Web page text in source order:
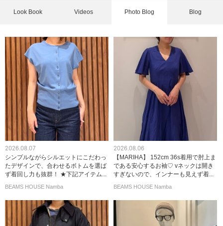
Look Book Videos Photo Blog Blog
2026.08.07
シンプルながらシルエットにこだわっ
たデザインで、合わせるボトムを選ば
ず着回し力も抜群！ ★下記アイテム...
BEAMS HOUSE Namba
2026.08.06
【MARIHA】 152cm 36s着用で肘上ま
である安心するお袖♡ vネックは開き
すぎないので、インナーも見えず着...
BEAMS HOUSE Namba